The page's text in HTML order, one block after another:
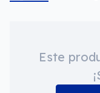
Este